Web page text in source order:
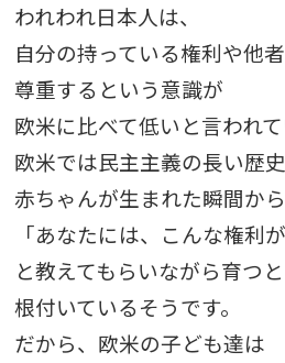
われわれ日本人は、
自分の持っている権利や他
尊重するという意識が
欧米に比べて低いと言われて
欧米では民主主義の長い歴史
赤ちゃんが生まれた瞬間から
「あなたには、こんな権利
と教えてもらいながら育つ
根付いているそうです。
だから、欧米の子ども達は